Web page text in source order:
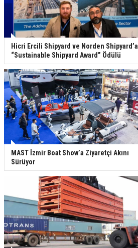
Hicri Ercili Shipyard ve Norden Shipyard’a
“Sustainable Shipyard Award” Ödülü
MAST İzmir Boat Show’a Ziyaretçi Akını
Sürüyor